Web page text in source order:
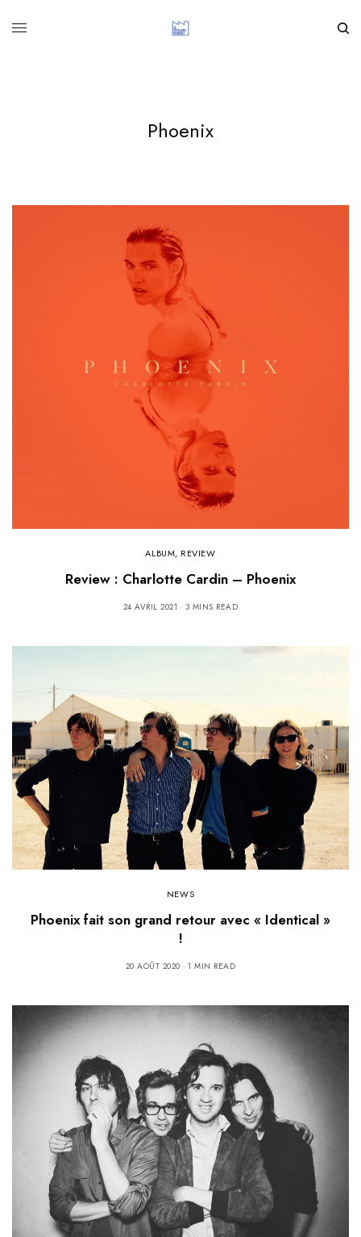
Phoenix
ALBUM, REVIEW
Review : Charlotte Cardin – Phoenix
24 AVRIL 2021 3 MINS READ
NEWS
Phoenix fait son grand retour avec « Identical »
!
20 AOÛT 2020 1 MIN READ